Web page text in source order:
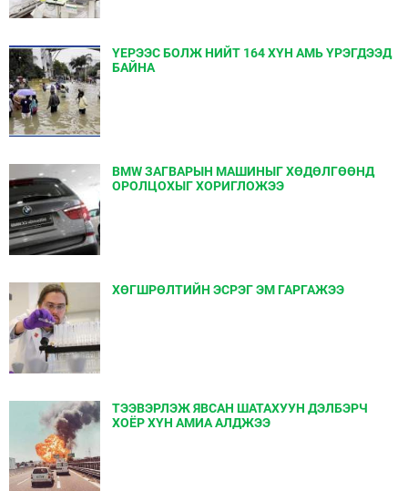
ҮЕРЭЭС БОЛЖ НИЙТ 164 ХҮН АМЬ ҮРЭГДЭЭД
БАЙНА
BMW ЗАГВАРЫН МАШИНЫГ ХӨДӨЛГӨӨНД
ОРОЛЦОХЫГ ХОРИГЛОЖЭЭ
ХӨГШРӨЛТИЙН ЭСРЭГ ЭМ ГАРГАЖЭЭ
ТЭЭВЭРЛЭЖ ЯВСАН ШАТАХУУН ДЭЛБЭРЧ
ХОЁР ХҮН АМИА АЛДЖЭЭ